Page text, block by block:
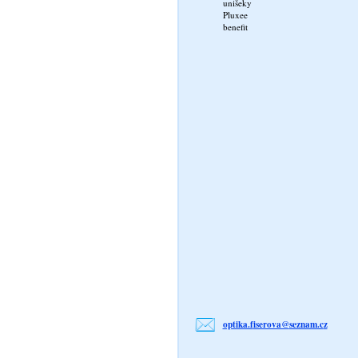
unišeky
Pluxee
benefit
optika.fiserova@seznam.cz